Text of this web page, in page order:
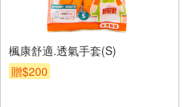
楓康舒適.透氣手套(S)
贈$200